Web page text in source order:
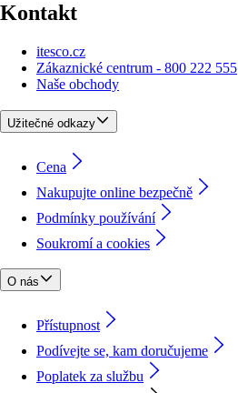
Kontakt
itesco.cz
Zákaznické centrum - 800 222 555
Naše obchody
Užitečné odkazy
Cena
Nakupujte online bezpečně
Podmínky používání
Soukromí a cookies
O nás
Přístupnost
Podívejte se, kam doručujeme
Poplatek za službu